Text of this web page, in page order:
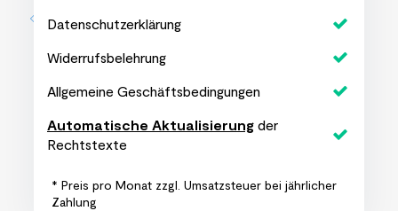
Datenschutzerklärung
Widerrufsbelehrung
Allgemeine Geschäftsbedingungen
Automatische Aktualisierung der
Rechtstexte
* Preis pro Monat zzgl. Umsatzsteuer bei jährlicher
Zahlung